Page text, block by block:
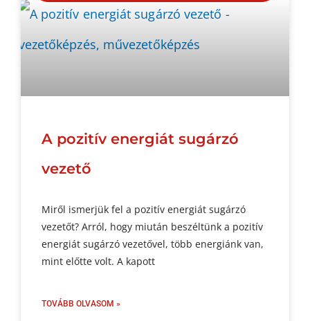
A pozitív energiát sugárzó
vezető
Miről ismerjük fel a pozitív energiát sugárzó
vezetőt? Arról, hogy miután beszéltünk a pozitív
energiát sugárzó vezetővel, több energiánk van,
mint előtte volt. A kapott
TOVÁBB OLVASOM »